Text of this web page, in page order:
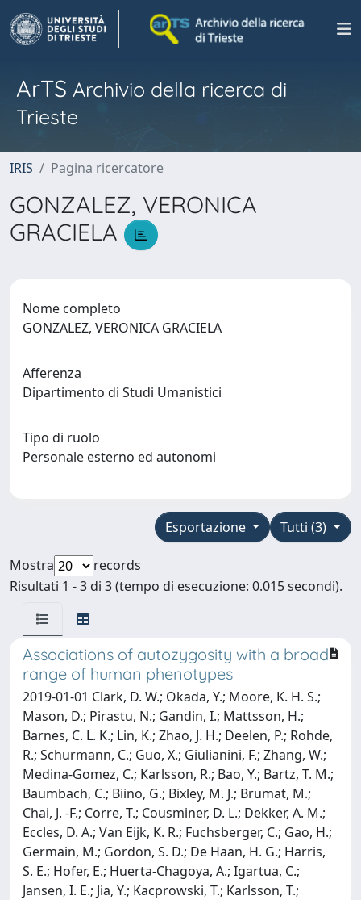
ArTS Archivio della ricerca di
Trieste
IRIS Pagina ricercatore
GONZALEZ, VERONICA
GRACIELA
Nome completo
GONZALEZ, VERONICA GRACIELA
Afferenza
Dipartimento di Studi Umanistici
Tipo di ruolo
Personale esterno ed autonomi
Tutti (3)
Esportazione
Mostra
records
Risultati 1 - 3 di 3 (tempo di esecuzione: 0.015 secondi).
Associations of autozygosity with a broad
range of human phenotypes
2019-01-01 Clark, D. W.; Okada, Y.; Moore, K. H. S.;
Mason, D.; Pirastu, N.; Gandin, I.; Mattsson, H.;
Barnes, C. L. K.; Lin, K.; Zhao, J. H.; Deelen, P.; Rohde,
R.; Schurmann, C.; Guo, X.; Giulianini, F.; Zhang, W.;
Medina-Gomez, C.; Karlsson, R.; Bao, Y.; Bartz, T. M.;
Baumbach, C.; Biino, G.; Bixley, M. J.; Brumat, M.;
Chai, J. -F.; Corre, T.; Cousminer, D. L.; Dekker, A. M.;
Eccles, D. A.; Van Eijk, K. R.; Fuchsberger, C.; Gao, H.;
Germain, M.; Gordon, S. D.; De Haan, H. G.; Harris,
S. E.; Hofer, E.; Huerta-Chagoya, A.; Igartua, C.;
Jansen, I. E.; Jia, Y.; Kacprowski, T.; Karlsson, T.;